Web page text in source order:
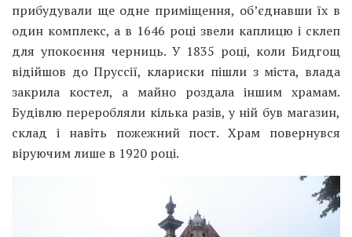
прибудували ще одне приміщення, об’єднавши їх в
один комплекс, а в 1646 році звели каплицю і склеп
для упокоєння черниць. У 1835 році, коли Бидгощ
відійшов до Пруссії, клариски пішли з міста, влада
закрила костел, а майно роздала іншим храмам.
Будівлю переробляли кілька разів, у ній був магазин,
склад і навіть пожежний пост. Храм повернувся
віруючим лише в 1920 році.